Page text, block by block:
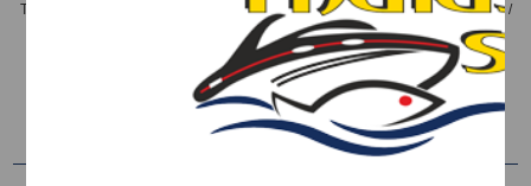
ΤΕΧΝΗΤΑ ΔΟΛΩΜΑΤΑ - ΤΣΑΠΑΡΙ - ΚΑΛΑΜΑΡΙΕΡΕΣ / ΤΕΧΝΗΤΑ ΨΑΡΑΚΙΑ /
YAMASHITA / SOUTHER S75
Ταξινόμηση ανά